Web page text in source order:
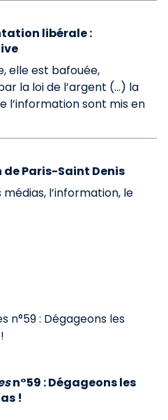
libérale :
elle est bafouée,
la loi de l’argent (...) la
l’information sont mis en
de Paris-Saint Denis
médias, l’information, le
n°59 : Dégageons les
!